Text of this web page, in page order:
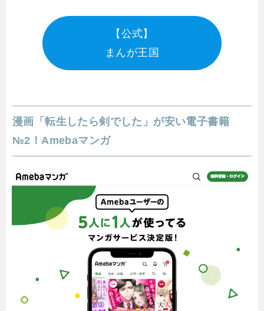
【公式】
まんが王国
漫画「転生したら剣でした」が安い電子書籍
№2！Amebaマンガ